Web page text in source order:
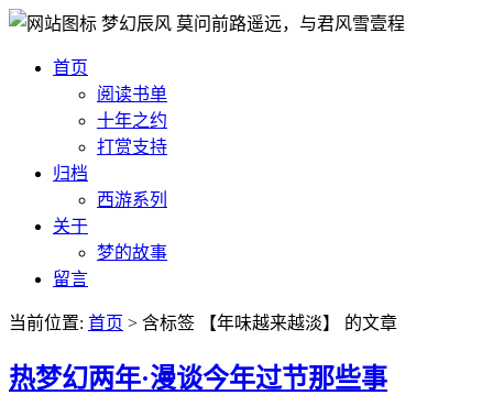
梦幻辰风 莫问前路遥远，与君风雪壹程
首页
阅读书单
十年之约
打赏支持
归档
西游系列
关于
梦的故事
留言
当前位置: 首页 > 含标签 【年味越来越淡】 的文章
热梦幻两年·漫谈今年过节那些事